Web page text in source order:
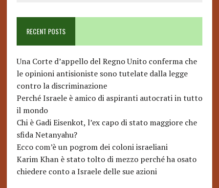
RECENT POSTS
Una Corte d’appello del Regno Unito conferma che
le opinioni antisioniste sono tutelate dalla legge
contro la discriminazione
Perché Israele è amico di aspiranti autocrati in tutto
il mondo
Chi è Gadi Eisenkot, l’ex capo di stato maggiore che
sfida Netanyahu?
Ecco com’è un pogrom dei coloni israeliani
Karim Khan è stato tolto di mezzo perché ha osato
chiedere conto a Israele delle sue azioni